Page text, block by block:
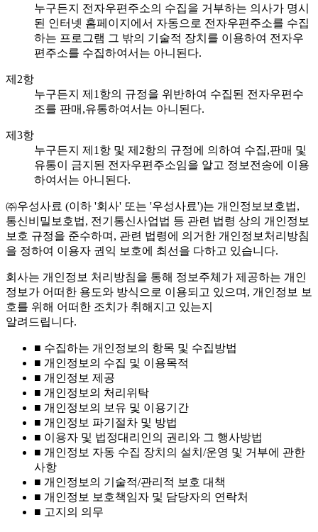
누구든지 전자우편주소의 수집을 거부하는 의사가 명시
된 인터넷 홈페이지에서 자동으로 전자우편주소를 수집
하는 프로그램 그 밖의 기술적 장치를 이용하여 전자우
편주소를 수집하여서는 아니된다.
제2항
누구든지 제1항의 규정을 위반하여 수집된 전자우편수
조를 판매,유통하여서는 아니된다.
제3항
누구든지 제1항 및 제2항의 규정에 의하여 수집,판매 및
유통이 금지된 전자우편주소임을 알고 정보전송에 이용
하여서는 아니된다.
㈜우성사료 (이하 '회사' 또는 '우성사료')는 개인정보보호법,
통신비밀보호법, 전기통신사업법 등 관련 법령 상의 개인정보
보호 규정을 준수하며, 관련 법령에 의거한 개인정보처리방침
을 정하여 이용자 권익 보호에 최선을 다하고 있습니다.
회사는 개인정보 처리방침을 통해 정보주체가 제공하는 개인
정보가 어떠한 용도와 방식으로 이용되고 있으며, 개인정보 보
호를 위해 어떠한 조치가 취해지고 있는지
알려드립니다.
■ 수집하는 개인정보의 항목 및 수집방법
■ 개인정보의 수집 및 이용목적
■ 개인정보 제공
■ 개인정보의 처리위탁
■ 개인정보의 보유 및 이용기간
■ 개인정보 파기절차 및 방법
■ 이용자 및 법정대리인의 권리와 그 행사방법
■ 개인정보 자동 수집 장치의 설치/운영 및 거부에 관한
사항
■ 개인정보의 기술적/관리적 보호 대책
■ 개인정보 보호책임자 및 담당자의 연락처
■ 고지의 의무